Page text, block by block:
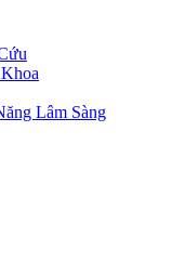
Lâm Sàng